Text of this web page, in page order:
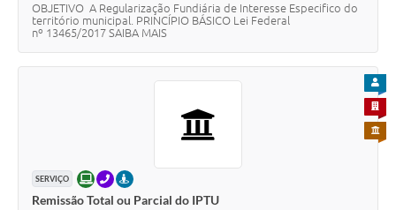
OBJETIVO A Regularização Fundiária de Interesse Especifico do
território municipal. PRINCÍPIO BÁSICO Lei Federal
nº 13465/2017 SAIBA MAIS
SERVIÇO ONLINETELEFONEPRESENCIAL
Remissão Total ou Parcial do IPTU
PARA
PARA